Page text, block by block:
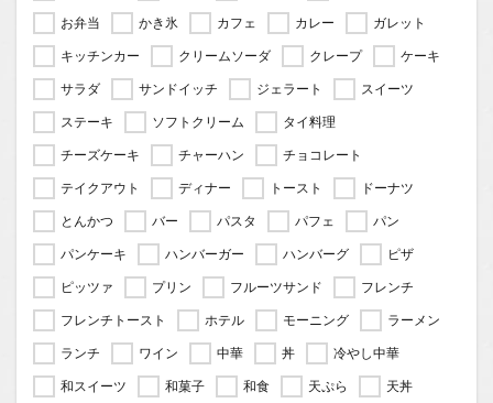
お弁当
かき氷 カフェ カレー
ガレット
キッチンカー
クリームソーダ クレープ
ケーキ
サラダ
サンドイッチ ジェラート
スイーツ
ステーキ
ソフトクリーム
タイ料理
チーズケーキ
チャーハン
チョコレート
テイクアウト
ディナー トースト
ドーナツ
とんかつ
バー パスタ パフェ
パン
パンケーキ
ハンバーガー ハンバーグ
ピザ
ピッツァ
プリン フルーツサンド
フレンチ
フレンチトースト
ホテル モーニング
ラーメン
ランチ
ワイン 中華 丼
冷やし中華
和スイーツ
和菓子 和食 天ぷら
天丼